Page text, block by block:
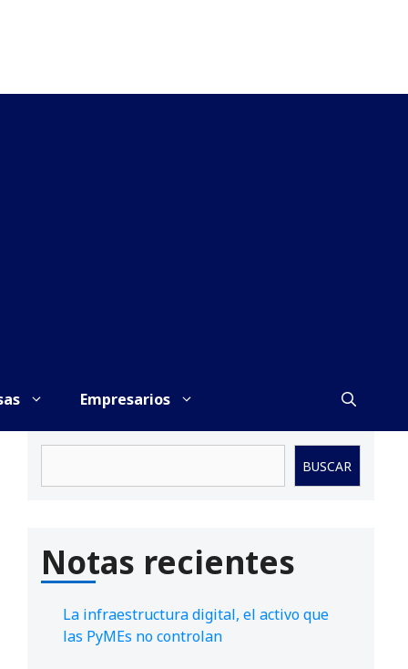
Empresarios
BUSCAR
Notas recientes
La infraestructura digital, el activo que
las PyMEs no controlan